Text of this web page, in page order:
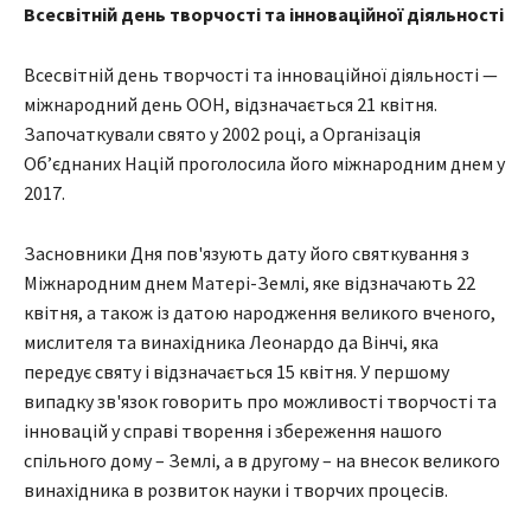
Всесвітній день творчості та інноваційної діяльності
Всесвітній день творчості та інноваційної діяльності —
міжнародний день ООН, відзначається 21 квітня.
Започаткували свято у 2002 році, а Організація
Об’єднаних Націй проголосила його міжнародним днем у
2017.
Засновники Дня пов'язують дату його святкування з
Міжнародним днем Матері-Землі, яке відзначають 22
квітня, а також із датою народження великого вченого,
мислителя та винахідника Леонардо да Вінчі, яка
передує святу і відзначається 15 квітня. У першому
випадку зв'язок говорить про можливості творчості та
інновацій у справі творення і збереження нашого
спільного дому – Землі, а в другому – на внесок великого
винахідника в розвиток науки і творчих процесів.